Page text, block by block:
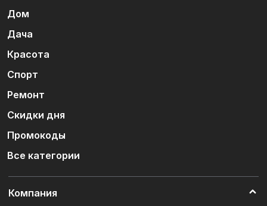
Дом
Дача
Красота
Спорт
Ремонт
Скидки дня
Промокоды
Все категории
Компания